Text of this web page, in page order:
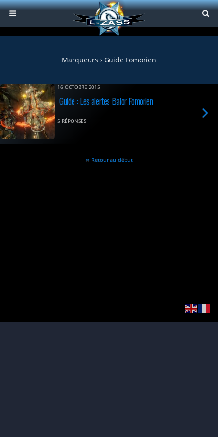
Marqueurs › Guide Fomorien
16 OCTOBRE 2015
Guide : Les alertes Balor Fomorien
5 RÉPONSES
Retour au début